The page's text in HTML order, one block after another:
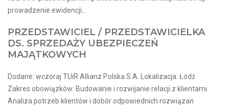
prowadzenie ewidencji...
PRZEDSTAWICIEL / PRZEDSTAWICIELKA
DS. SPRZEDAŻY UBEZPIECZEŃ
MAJĄTKOWYCH
Dodane: wczoraj TUiR Allianz Polska S.A. Lokalizacja: Łódź
Zakres obowiązków: Budowanie i rozwijanie relacji z klientami
Analiza potrzeb klientów i dobór odpowiednich rozwiązań